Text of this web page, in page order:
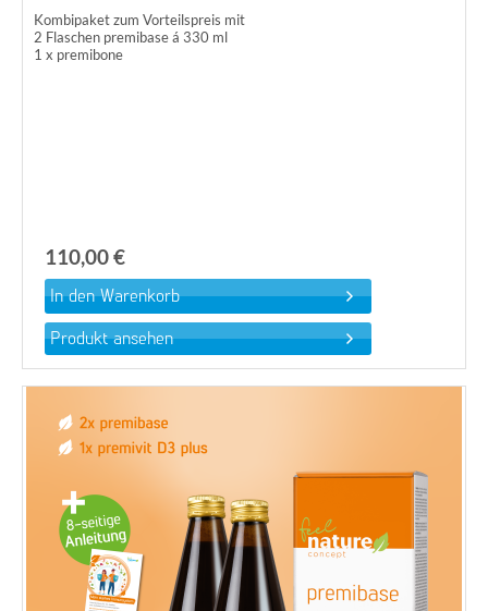
Kombipaket zum Vorteilspreis mit
2 Flaschen premibase á 330 ml
1 x premibone
110,00 €
Produkt ansehen